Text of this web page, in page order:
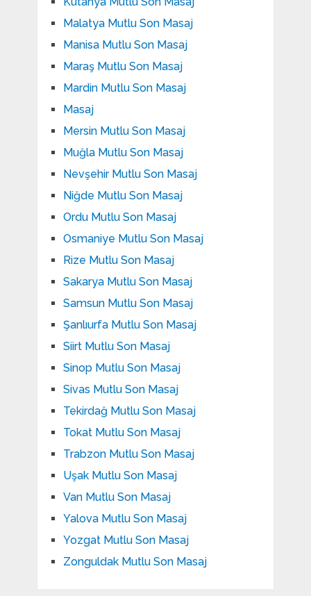
Malatya Mutlu Son Masaj
Manisa Mutlu Son Masaj
Maraş Mutlu Son Masaj
Mardin Mutlu Son Masaj
Masaj
Mersin Mutlu Son Masaj
Muğla Mutlu Son Masaj
Nevşehir Mutlu Son Masaj
Niğde Mutlu Son Masaj
Ordu Mutlu Son Masaj
Osmaniye Mutlu Son Masaj
Rize Mutlu Son Masaj
Sakarya Mutlu Son Masaj
Samsun Mutlu Son Masaj
Şanlıurfa Mutlu Son Masaj
Siirt Mutlu Son Masaj
Sinop Mutlu Son Masaj
Sivas Mutlu Son Masaj
Tekirdağ Mutlu Son Masaj
Tokat Mutlu Son Masaj
Trabzon Mutlu Son Masaj
Uşak Mutlu Son Masaj
Van Mutlu Son Masaj
Yalova Mutlu Son Masaj
Yozgat Mutlu Son Masaj
Zonguldak Mutlu Son Masaj